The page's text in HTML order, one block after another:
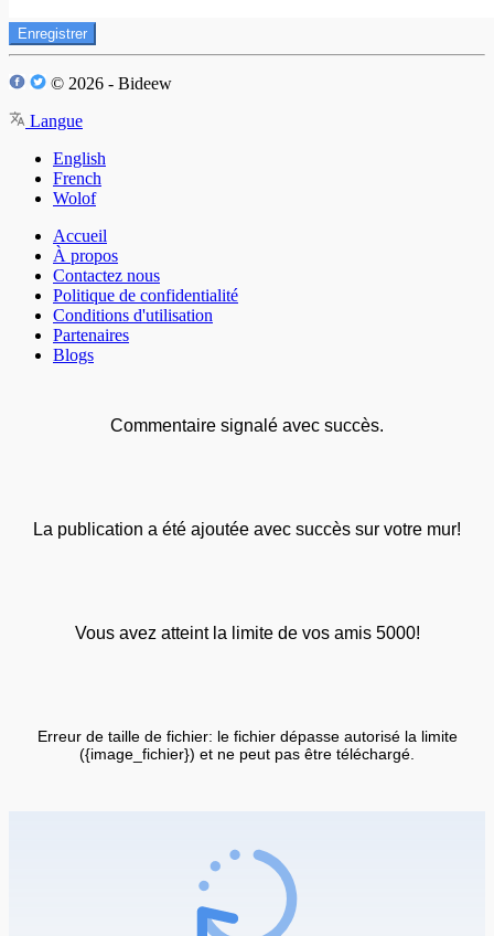
Enregistrer
© 2026 - Bideew
Langue
English
French
Wolof
Accueil
À propos
Contactez nous
Politique de confidentialité
Conditions d'utilisation
Partenaires
Blogs
Commentaire signalé avec succès.
La publication a été ajoutée avec succès sur votre mur!
Vous avez atteint la limite de vos amis 5000!
Erreur de taille de fichier: le fichier dépasse autorisé la limite
({image_fichier}) et ne peut pas être téléchargé.